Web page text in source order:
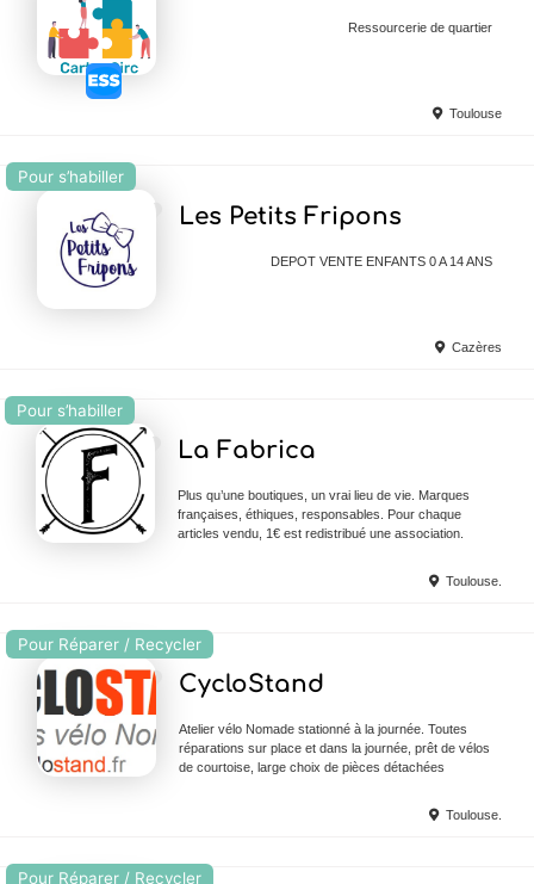
Ressourcerie de quartier
Toulouse
Pour s’habiller
Les Petits Fripons
DEPOT VENTE ENFANTS 0 A 14 ANS
Cazères
Pour s’habiller
La Fabrica
Plus qu’une boutiques, un vrai lieu de vie. Marques
françaises, éthiques, responsables. Pour chaque
articles vendu, 1€ est redistribué une association.
Toulouse.
Pour Réparer / Recycler
CycloStand
Atelier vélo Nomade stationné à la journée. Toutes
réparations sur place et dans la journée, prêt de vélos
de courtoise, large choix de pièces détachées
Toulouse.
Pour Réparer / Recycler